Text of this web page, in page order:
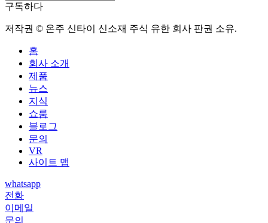
구독하다
저작권 © 온주 신타이 신소재 주식 유한 회사 판권 소유.
홈
회사 소개
제품
뉴스
지식
쇼룸
블로그
문의
VR
사이트 맵
whatsapp
전화
이메일
문의